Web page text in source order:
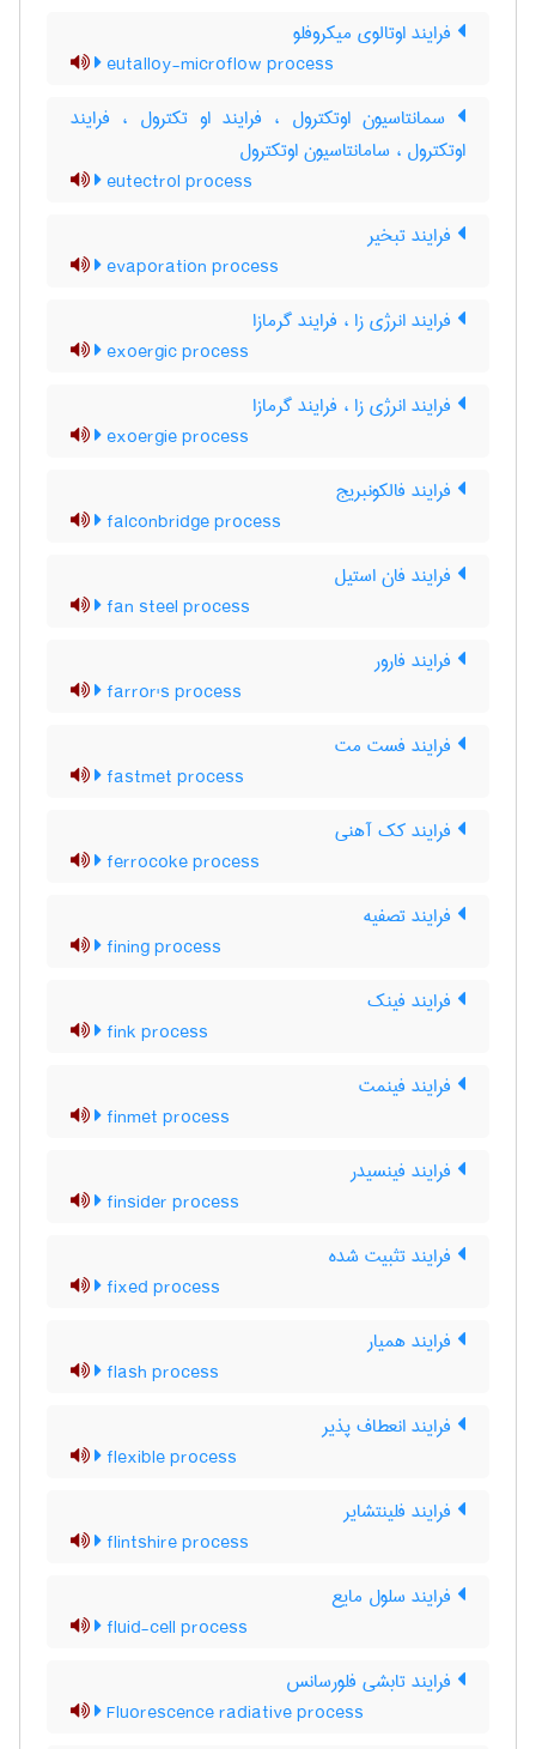
فرایند اوتالوی میکروفلو
eutalloy-microflow process
سمانتاسیون اوتکترول ، فرایند او تکترول ، فرایند
اوتکترول ، سامانتاسیون اوتکترول
eutectrol process
فرایند تبخیر
evaporation process
فرایند انرژی زا ، فرایند گرمازا
exoergic process
فرایند انرژی زا ، فرایند گرمازا
exoergie process
فرایند فالکونبریج
falconbridge process
فرایند فان استیل
fan steel process
فرایند فارور
farror's process
فرایند فست مت
fastmet process
فرایند کک آهنی
ferrocoke process
فرایند تصفیه
fining process
فرایند فینک
fink process
فرایند فینمت
finmet process
فرایند فینسیدر
finsider process
فرایند تثبیت شده
fixed process
فرایند همیار
flash process
فرایند انعطاف پذیر
flexible process
فرایند فلینتشایر
flintshire process
فرایند سلول مایع
fluid-cell process
فرایند تابشی فلورسانس
Fluorescence radiative process